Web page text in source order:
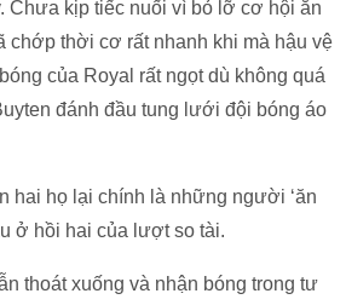
Chưa kịp tiếc nuối vì bỏ lỡ cơ hội ăn
chớp thời cơ rất nhanh khi mà hậu vệ
của Royal rất ngọt dù không quá
đánh đầu tung lưới đội bóng áo
hai họ lại chính là những người ‘ăn
ở hồi hai của lượt so tài.
thoát xuống và nhận bóng trong tư